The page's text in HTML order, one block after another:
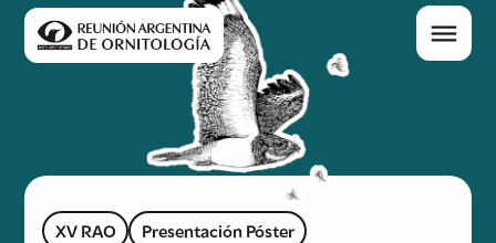
XV RAO Presentación Póster